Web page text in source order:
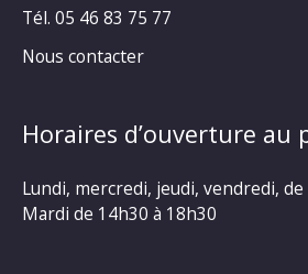
Tél. 05 46 83 75 77
Nous contacter
Horaires d’ouverture au
Lundi, mercredi, jeudi, vendredi,
Mardi de 14h30 à 18h30